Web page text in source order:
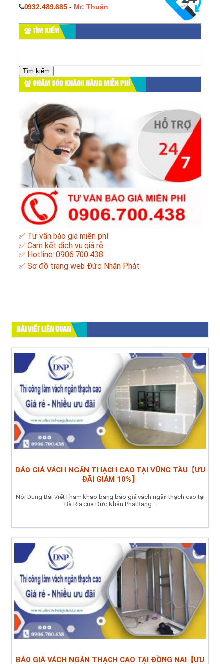
0932.489.685 - Mr: Thuận
TÌM KIẾM
cho:
CHĂM SÓC KHÁCH HÀNG MIỄN PHÍ
✅ Tư vấn báo giá miễn phí
✅ Cam kết dịch vụ giá rẻ
✅ Hotline: 0906.700.438
✅ Sơ đồ trang web Đức Nhân Phát
BÀI VIẾT LIÊN QUAN
BÁO GIÁ VÁCH NGĂN THẠCH CAO TẠI VŨNG TÀU【ƯU
ĐÃI GIẢM 10%】
Nội Dung Bài ViếtTham khảo bảng báo giá vách ngăn thạch cao tại
Bà Rịa của Đức Nhân PhátBảng...
BÁO GIÁ VÁCH NGĂN THẠCH CAO TẠI ĐỒNG NAI【ƯU